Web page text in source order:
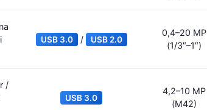
USB 3.0 / USB 2.0
0,4–20 MP
(1/3″–1″)
/
USB 3.0
4,2–10 MP
(M42)